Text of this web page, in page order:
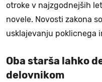
otroke v najzgodnejših
novele. Novosti zakona
usklajevanju poklicnega
Oba starša lahko
delovnikom